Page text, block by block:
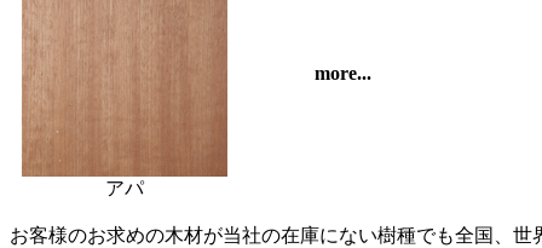
more...
アパ
お客様のお求めの木材が当社の在庫にない樹種でも全国、世